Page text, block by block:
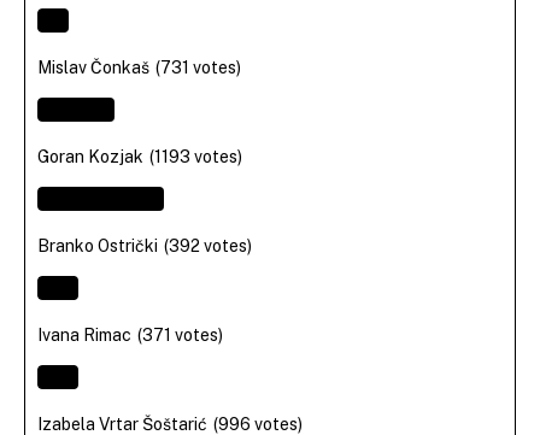
Mislav Čonkaš (731 votes)
Goran Kozjak (1193 votes)
Branko Ostrički (392 votes)
Ivana Rimac (371 votes)
Izabela Vrtar Šoštarić (996 votes)